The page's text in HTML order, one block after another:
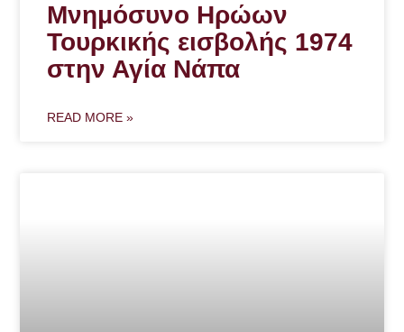
Μνημόσυνο Ηρώων
Τουρκικής εισβολής 1974
στην Αγία Νάπα
READ MORE »